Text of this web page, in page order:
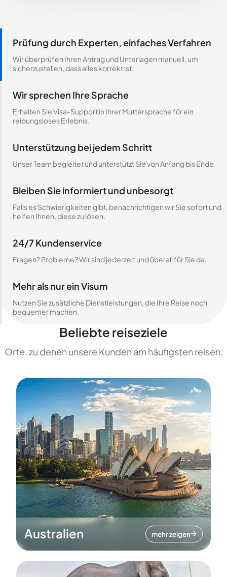
Prüfung durch Experten, einfaches Verfahren
Wir überprüfen Ihren Antrag und Unterlagen manuell, um
sicherzustellen, dass alles korrekt ist.
Wir sprechen Ihre Sprache
Erhalten Sie Visa-Support in Ihrer Muttersprache für ein
reibungsloses Erlebnis.
Unterstützung bei jedem Schritt
Unser Team begleitet und unterstützt Sie von Anfang bis Ende.
Bleiben Sie informiert und unbesorgt
Falls es Schwierigkeiten gibt, benachrichtigen wir Sie sofort und
helfen Ihnen, diese zu lösen.
24/7 Kundenservice
Fragen? Probleme? Wir sind jederzeit und überall für Sie da.
Mehr als nur ein Visum
Nutzen Sie zusätzliche Dienstleistungen, die Ihre Reise noch
bequemer machen.
Beliebte reiseziele
Orte, zu denen unsere Kunden am häufigsten reisen.
Australien mehr zeigen